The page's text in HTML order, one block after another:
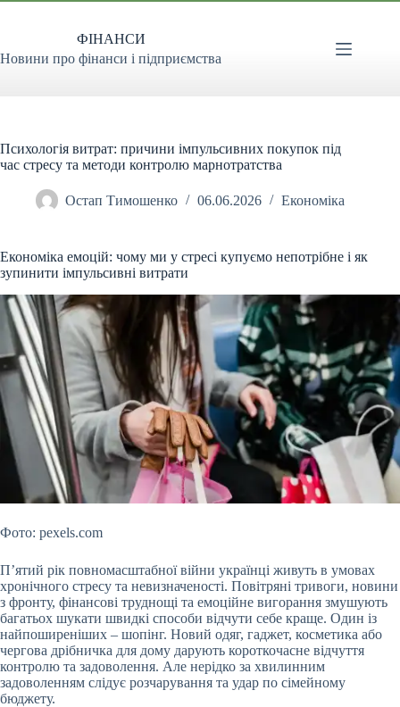
Перейти
ФІНАНСИ
Новини про фінанси і підприємства
Психологія витрат: причини імпульсивних покупок під
час стресу та методи контролю марнотратства
Остап Тимошенко 06.06.2026 Економіка
Економіка емоцій: чому ми у стресі купуємо непотрібне і як
зупинити імпульсивні витрати
Фото: pexels.com
П’ятий рік повномасштабної війни українці живуть в умовах
хронічного стресу та невизначеності. Повітряні тривоги, новини
з фронту, фінансові труднощі та емоційне вигорання змушують
багатьох шукати швидкі способи відчути себе краще. Один із
найпоширеніших – шопінг. Новий одяг, гаджет, косметика або
чергова дрібничка для дому дарують короткочасне відчуття
контролю та задоволення. Але нерідко за хвилинним
задоволенням слідує розчарування та удар по сімейному
бюджету.